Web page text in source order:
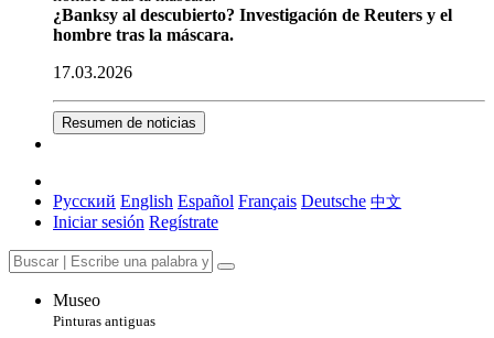
¿Banksy al descubierto? Investigación de Reuters y el
hombre tras la máscara.
17.03.2026
Resumen de noticias
Русский English Español Français Deutsche 中文
Iniciar sesión Regístrate
Museo
Pinturas antiguas